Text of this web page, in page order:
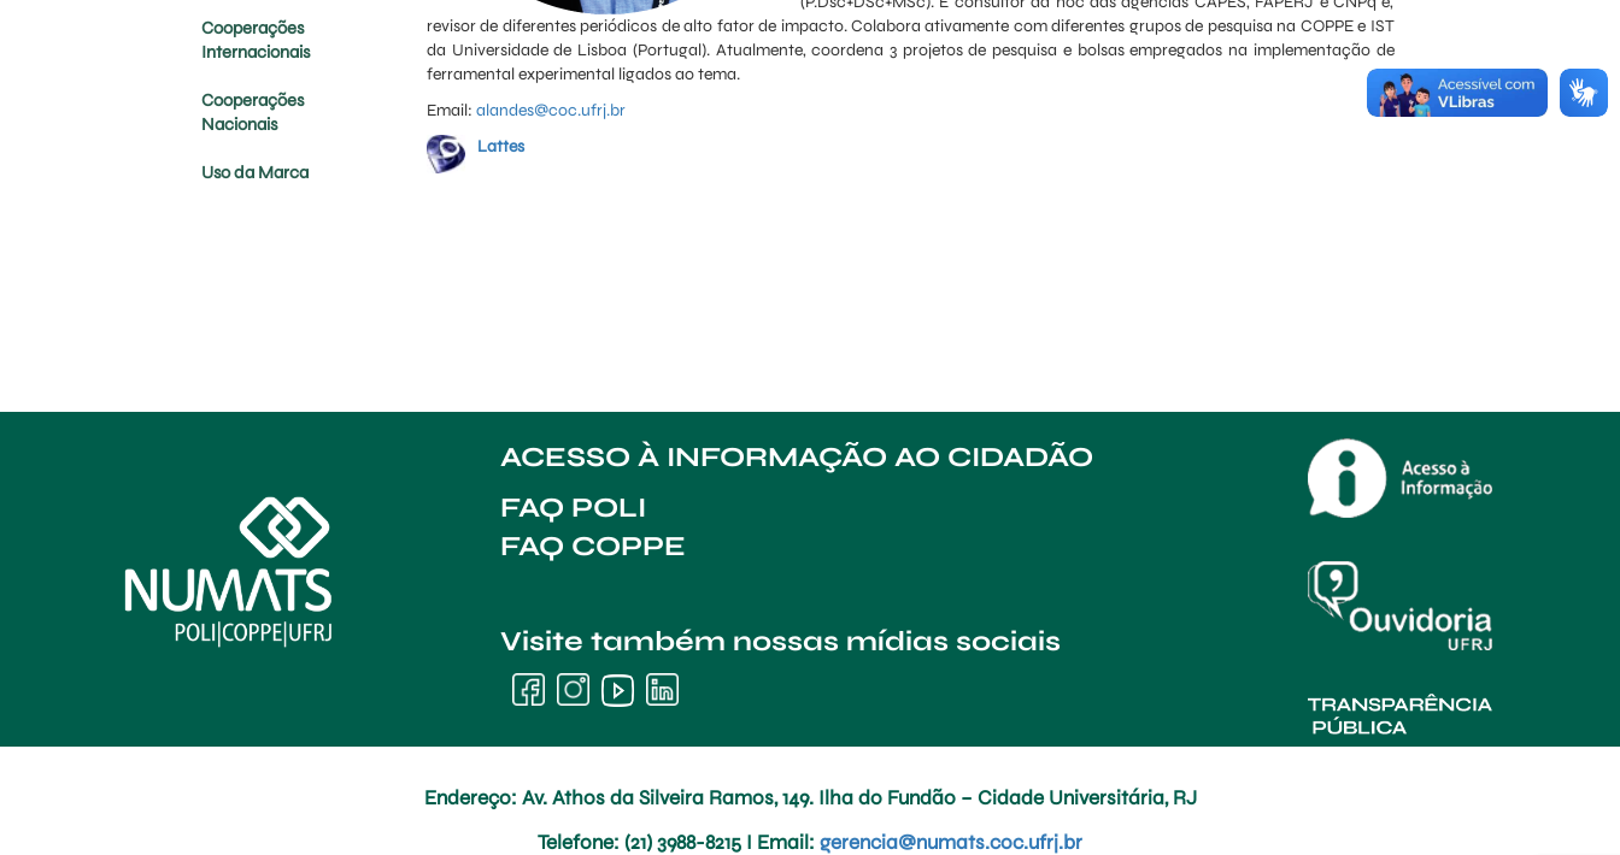
Cooperações
Internacionais
Cooperações
Nacionais
Uso da Marca
revisor de diferentes periódicos de alto fator de impacto. Colabora ativamente com diferentes grupos de pesquisa na COPPE e IST
da Universidade de Lisboa (Portugal). Atualmente, coordena 3 projetos de pesquisa e bolsas empregados na implementação de
ferramental experimental ligados ao tema.
Email: alandes@coc.ufrj.br
Lattes
ACESSO À INFORMAÇÃO AO CIDADÃO
FAQ POLI
FAQ COPPE
Visite também nossas mídias sociais
Endereço: Av. Athos da Silveira Ramos, 149. Ilha do Fundão – Cidade Universitária, RJ
Telefone: (21) 3988-8215 I Email: gerencia@numats.coc.ufrj.br